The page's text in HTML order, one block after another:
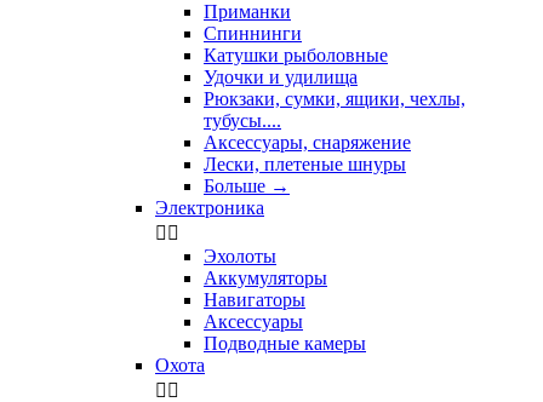
Приманки
Спиннинги
Катушки рыболовные
Удочки и удилища
Рюкзаки, сумки, ящики, чехлы,
тубусы....
Аксессуары, снаряжение
Лески, плетеные шнуры
Больше →
Электроника
 
Эхолоты
Аккумуляторы
Навигаторы
Аксессуары
Подводные камеры
Охота
 